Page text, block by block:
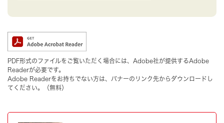
PDF形式のファイルをご覧いただく場合には、Adobe社が提供するAdobe
Readerが必要です。
Adobe Readerをお持ちでない方は、バナーのリンク先からダウンロードし
てください。（無料）